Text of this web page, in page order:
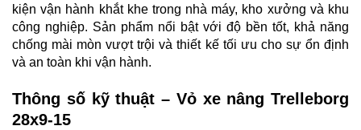
kiện vận hành khắt khe trong nhà máy, kho xưởng và khu
công nghiệp. Sản phẩm nổi bật với độ bền tốt, khả năng
chống mài mòn vượt trội và thiết kế tối ưu cho sự ổn định
và an toàn khi vận hành.
Thông số kỹ thuật – Vỏ xe nâng Trelleborg
28x9-15